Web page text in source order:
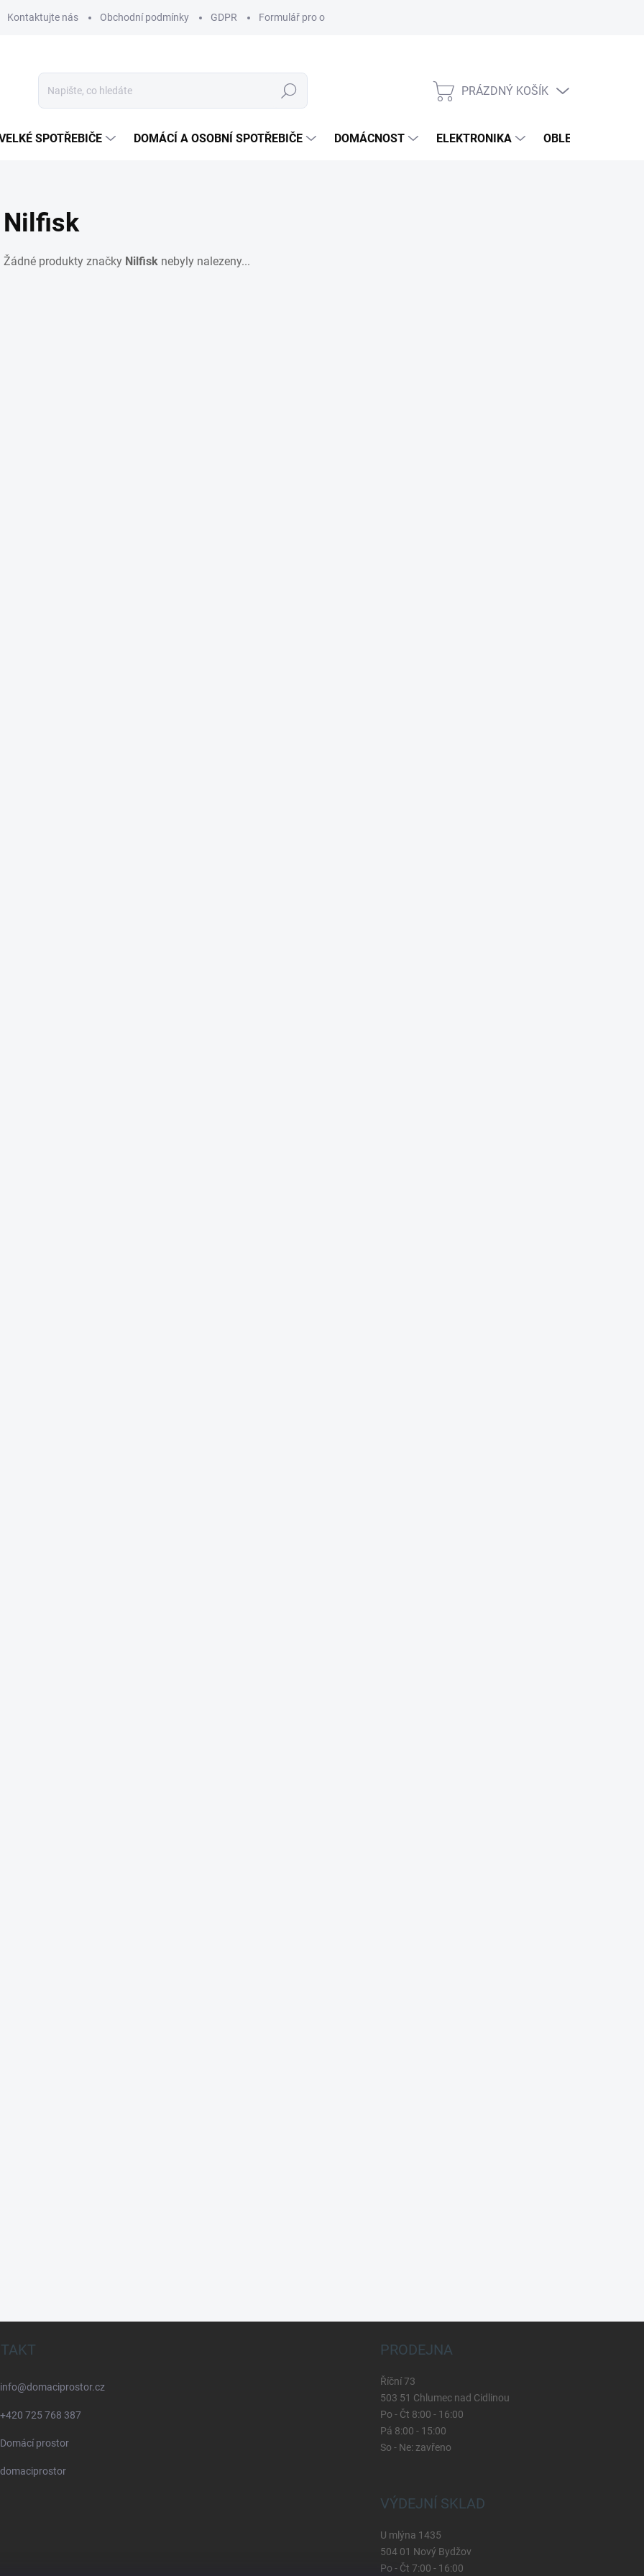
Kontaktujte nás Obchodní podmínky GDPR Formulář pro odstoupení od smlouvy
Hledat
NÁKUPNÍ
PRÁZDNÝ KOŠÍK
SPOTŘEBIČE DOMÁCÍ A OSOBNÍ SPOTŘEBIČE DOMÁCNOST ELEKTRONIKA OBLEČENÍ, OBUV
Nilfisk
Žádné produkty značky Nilfisk nebyly nalezeny...
info@domaciprostor.cz
+420 725 768 387
Domácí prostor
domaciprostor
PRODEJNA
Říční 73
503 51 Chlumec nad Cidlinou
Po - Čt 8:00 - 16:00
Pá 8:00 - 15:00
So - Ne: zavřeno
VÝDEJNÍ SKLAD
U mlýna 1435
504 01 Nový Bydžov
Po - Čt 7:00 - 16:00